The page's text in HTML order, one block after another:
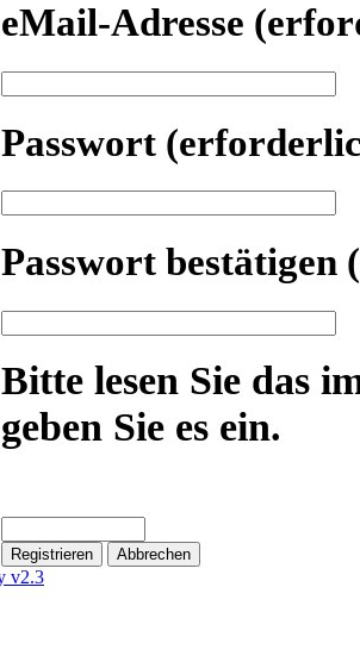
eMail-Adresse
Passwort
Passwort bestätigen
Bitte lesen Sie das
geben Sie es ein.